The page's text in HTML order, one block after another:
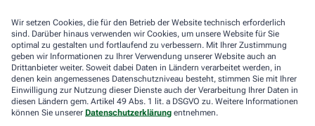
Wir setzen Cookies, die für den Betrieb der Website technisch erforderlich
sind. Darüber hinaus verwenden wir Cookies, um unsere Website für Sie
optimal zu gestalten und fortlaufend zu verbessern. Mit Ihrer Zustimmung
geben wir Informationen zu Ihrer Verwendung unserer Website auch an
Drittanbieter weiter. Soweit dabei Daten in Ländern verarbeitet werden, in
denen kein angemessenes Datenschutzniveau besteht, stimmen Sie mit Ihrer
Einwilligung zur Nutzung dieser Dienste auch der Verarbeitung Ihrer Daten in
diesen Ländern gem. Artikel 49 Abs. 1 lit. a DSGVO zu. Weitere Informationen
können Sie unserer Datenschutzerklärung entnehmen.